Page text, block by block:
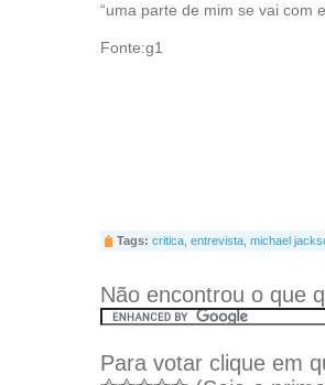
“uma parte de mim se vai com
Fonte:g1
Tags: critica entrevista michael
Não encontrou o que
Para votar clique em